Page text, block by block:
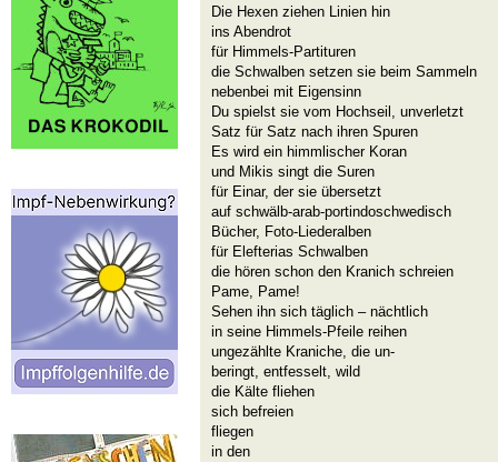
Die Hexen ziehen Linien hin
ins Abendrot
für Himmels-Partituren
die Schwalben setzen sie beim Sammeln
nebenbei mit Eigensinn
Du spielst sie vom Hochseil, unverletzt
Satz für Satz nach ihren Spuren
Es wird ein himmlischer Koran
und Mikis singt die Suren
für Einar, der sie übersetzt
auf schwälb-arab-portindoschwedisch
Bücher, Foto-Liederalben
für Elefterias Schwalben
die hören schon den Kranich schreien
Pame, Pame!
Sehen ihn sich täglich – nächtlich
in seine Himmels-Pfeile reihen
ungezählte Kraniche, die un-
beringt, entfesselt, wild
die Kälte fliehen
sich befreien
fliegen
in den